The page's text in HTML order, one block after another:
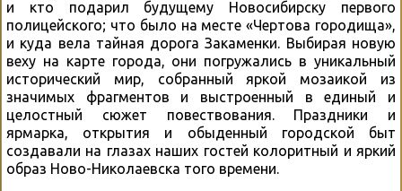
и кто подарил будущему Новосибирску первого
полицейского; что было на месте «Чертова городища»,
и куда вела тайная дорога Закаменки. Выбирая новую
веху на карте города, они погружались в уникальный
исторический мир, собранный яркой мозаикой из
значимых фрагментов и выстроенный в единый и
целостный сюжет повествования. Праздники и
ярмарка, открытия и обыденный городской быт
создавали на глазах наших гостей колоритный и яркий
образ Ново-Николаевска того времени.